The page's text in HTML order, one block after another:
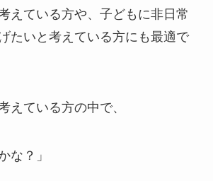
えている方や、子どもに非日常
たいと考えている方にも最適で
えている方の中で、
な？」